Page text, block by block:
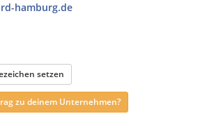
hamburg.de
setzen
zu deinem Unternehmen?